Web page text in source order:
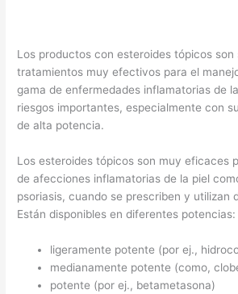
Los productos con esteroides tópicos son
tratamientos muy efectivos para el
gama de enfermedades inflamatorias de
riesgos importantes, especialmente con
de alta potencia.
Los esteroides tópicos son muy eficaces
de afecciones inflamatorias de la piel
psoriasis, cuando se prescriben y utilizan
Están disponibles en diferentes potencias:
ligeramente potente (por ej.,
medianamente potente (como,
potente (por ej., betametasona)